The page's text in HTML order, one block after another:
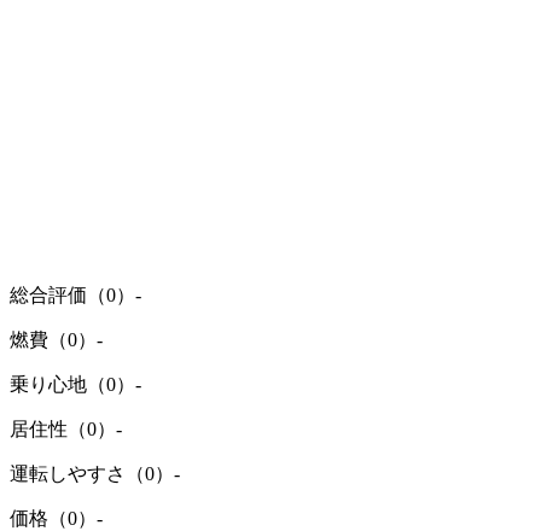
総合評価（0） -
燃費（0） -
乗り心地（0） -
居住性（0） -
運転しやすさ（0） -
価格（0） -